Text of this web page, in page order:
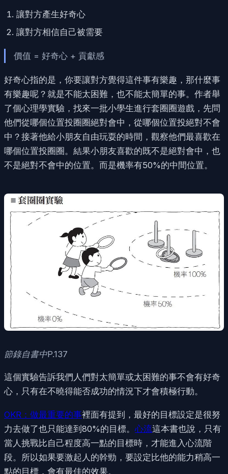
讓對方產生好奇心
讓對方相信自己被需要
價值 = 好奇心 + 貢獻感
好奇心指的是，你要讓對方覺得這件事有樂趣，那什麼事
有樂趣呢？就是不能太困難，也不能太簡單的事。作者舉
了個心理學實驗，找來一批小學生進行套圈圈遊戲，先問
他們從哪個位置投圈圈絕對會中，從哪個位置投絕對不會
中？接著他給小朋友自由玩耍的時間，觀察他們最喜歡在
哪個位置投圈圈。結果小朋友喜歡的既不是絕對會中，也
不是絕對不會中的位置。而是機率有50%的中間位置。
節錄自書中P.137
這個實驗告訴我們人們對太簡單或太困難的事不會有好奇
心，只有在不曉得能否成功的情況下才會積極行動。
OKR：做最重要的事裡面有提到，最好的目標設定是很努
力去做了也只能達到80%的目標。 心流這本書也說，只有
當人挑戰比自己程度高一點的目標時，才能進入心流階
段。所以如果要激起人的幹勁，要設定比他的能力稍高一
點的目標，會有最佳的效果。